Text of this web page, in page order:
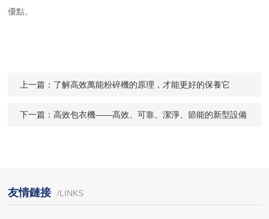
優點。
上一篇： 了解高效萬能粉碎機的原理，才能更好的保養它
下一篇：高效包衣機——高效、可靠、潔淨、節能的新型設備
友情鏈接 /LINKS